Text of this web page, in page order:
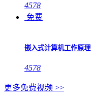
4578
免费
嵌入式计算机工作原理
4578
更多免费视频 >>